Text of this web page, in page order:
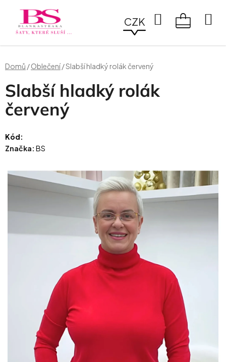
obsah
CZK
Hledat
Domů /Oblečení/Slabší hladký rolák červený
Slabší hladký rolák
červený
Kód:
Značka: BS